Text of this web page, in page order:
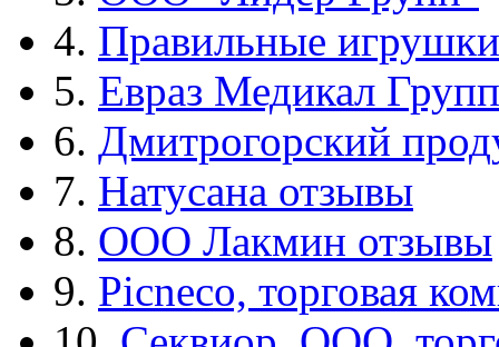
4. Правильные игрушки
5. Евраз Медикал Групп
6. Дмитрогорский
7. Натусана отзывы
8. ООО Лакмин отзывы
9. Picneco, торговая